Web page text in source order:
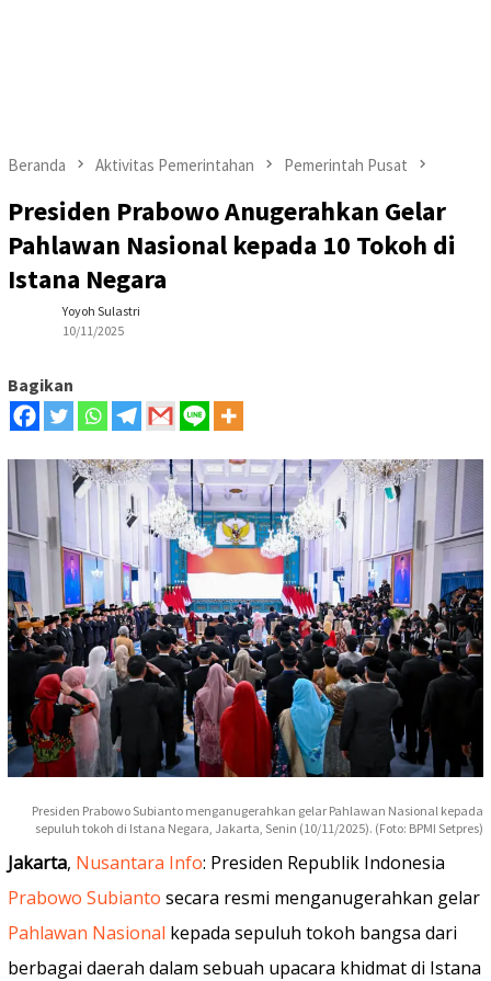
Beranda Aktivitas Pemerintahan Pemerintah Pusat
Presiden Prabowo Anugerahkan Gelar
Pahlawan Nasional kepada 10 Tokoh di
Istana Negara
Yoyoh Sulastri
10/11/2025
Bagikan
Presiden Prabowo Subianto menganugerahkan gelar Pahlawan Nasional kepada
sepuluh tokoh di Istana Negara, Jakarta, Senin (10/11/2025). (Foto: BPMI Setpres)
Jakarta, Nusantara Info: Presiden Republik Indonesia
Prabowo Subianto secara resmi menganugerahkan gelar
Pahlawan Nasional kepada sepuluh tokoh bangsa dari
berbagai daerah dalam sebuah upacara khidmat di Istana